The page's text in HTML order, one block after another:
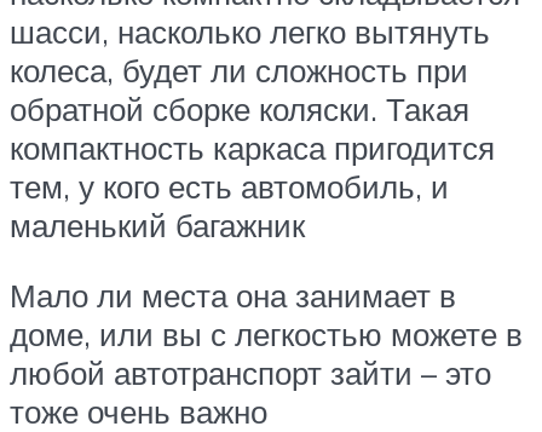
шасси, насколько легко вытянуть
колеса, будет ли сложность при
обратной сборке коляски. Такая
компактность каркаса пригодится
тем, у кого есть автомобиль, и
маленький багажник
Мало ли места она занимает в
доме, или вы с легкостью можете в
любой автотранспорт зайти – это
тоже очень важно